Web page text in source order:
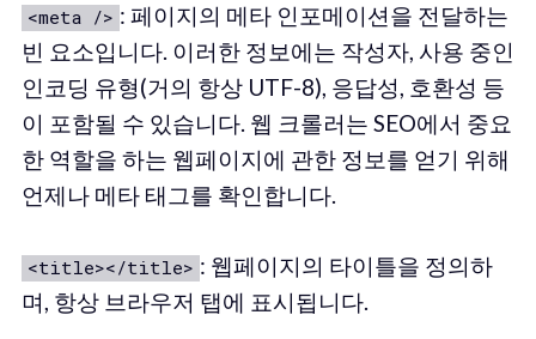
<meta /> : 페이지의 메타 인포메이션을 전달하는
빈 요소입니다. 이러한 정보에는 작성자, 사용 중인
인코딩 유형(거의 항상 UTF-8), 응답성, 호환성 등
이 포함될 수 있습니다. 웹 크롤러는 SEO에서 중요
한 역할을 하는 웹페이지에 관한 정보를 얻기 위해
언제나 메타 태그를 확인합니다.
<title></title> : 웹페이지의 타이틀을 정의하
며, 항상 브라우저 탭에 표시됩니다.